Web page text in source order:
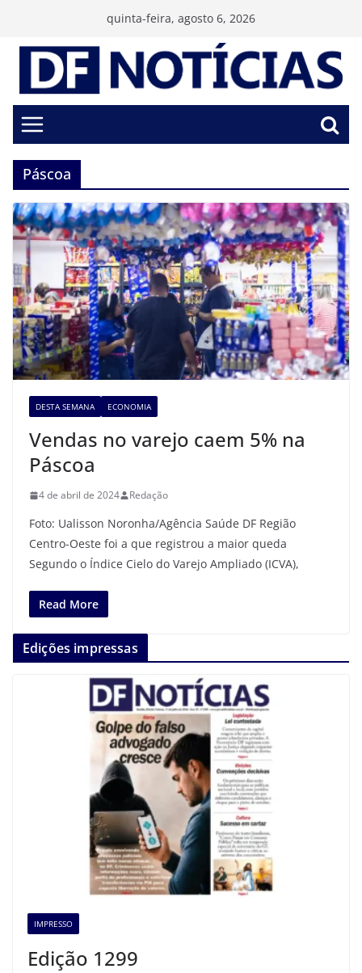
conteúdo
quinta-feira, agosto 6, 2026
Páscoa
DESTA SEMANA ECONOMIA
Vendas no varejo caem 5% na
Páscoa
4 de abril de 2024 Redação
Foto: Ualisson Noronha/Agência Saúde DF Região
Centro-Oeste foi a que registrou a maior queda
Segundo o Índice Cielo do Varejo Ampliado (ICVA),
Read More
Edições impressas
IMPRESSO
Edição 1299